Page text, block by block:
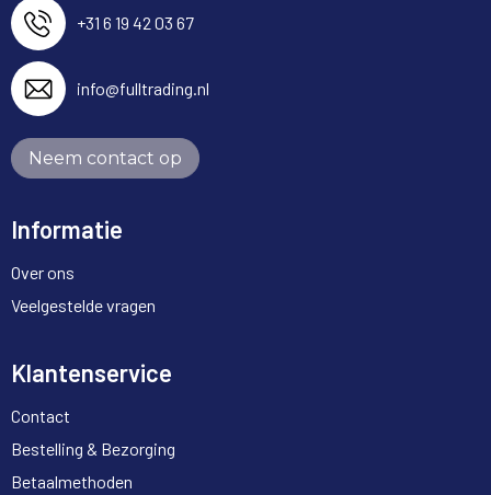
+31 6 19 42 03 67
info@fulltrading.nl
Neem contact op
Informatie
Over ons
Veelgestelde vragen
Klantenservice
Contact
Bestelling & Bezorging
Betaalmethoden